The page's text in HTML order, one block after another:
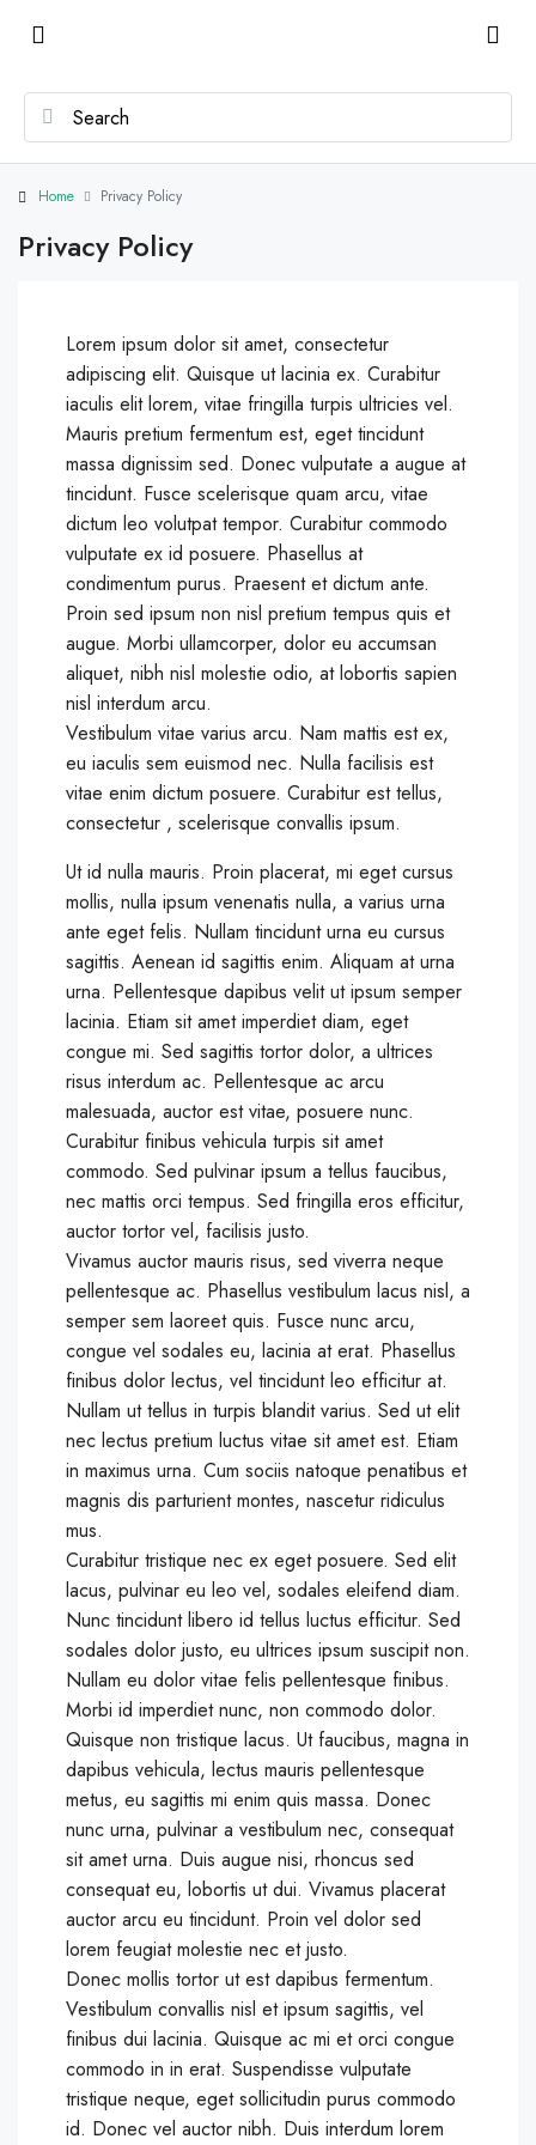
Home Privacy Policy
Privacy Policy
Lorem ipsum dolor sit amet, consectetur
adipiscing elit. Quisque ut lacinia ex. Curabitur
iaculis elit lorem, vitae fringilla turpis ultricies vel.
Mauris pretium fermentum est, eget tincidunt
massa dignissim sed. Donec vulputate a augue at
tincidunt. Fusce scelerisque quam arcu, vitae
dictum leo volutpat tempor. Curabitur commodo
vulputate ex id posuere. Phasellus at
condimentum purus. Praesent et dictum ante.
Proin sed ipsum non nisl pretium tempus quis et
augue. Morbi ullamcorper, dolor eu accumsan
aliquet, nibh nisl molestie odio, at lobortis sapien
nisl interdum arcu.
Vestibulum vitae varius arcu. Nam mattis est ex,
eu iaculis sem euismod nec. Nulla facilisis est
vitae enim dictum posuere. Curabitur est tellus,
consectetur , scelerisque convallis ipsum.
Ut id nulla mauris. Proin placerat, mi eget cursus
mollis, nulla ipsum venenatis nulla, a varius urna
ante eget felis. Nullam tincidunt urna eu cursus
sagittis. Aenean id sagittis enim. Aliquam at urna
urna. Pellentesque dapibus velit ut ipsum semper
lacinia. Etiam sit amet imperdiet diam, eget
congue mi. Sed sagittis tortor dolor, a ultrices
risus interdum ac. Pellentesque ac arcu
malesuada, auctor est vitae, posuere nunc.
Curabitur finibus vehicula turpis sit amet
commodo. Sed pulvinar ipsum a tellus faucibus,
nec mattis orci tempus. Sed fringilla eros efficitur,
auctor tortor vel, facilisis justo.
Vivamus auctor mauris risus, sed viverra neque
pellentesque ac. Phasellus vestibulum lacus nisl, a
semper sem laoreet quis. Fusce nunc arcu,
congue vel sodales eu, lacinia at erat. Phasellus
finibus dolor lectus, vel tincidunt leo efficitur at.
Nullam ut tellus in turpis blandit varius. Sed ut elit
nec lectus pretium luctus vitae sit amet est. Etiam
in maximus urna. Cum sociis natoque penatibus et
magnis dis parturient montes, nascetur ridiculus
mus.
Curabitur tristique nec ex eget posuere. Sed elit
lacus, pulvinar eu leo vel, sodales eleifend diam.
Nunc tincidunt libero id tellus luctus efficitur. Sed
sodales dolor justo, eu ultrices ipsum suscipit non.
Nullam eu dolor vitae felis pellentesque finibus.
Morbi id imperdiet nunc, non commodo dolor.
Quisque non tristique lacus. Ut faucibus, magna in
dapibus vehicula, lectus mauris pellentesque
metus, eu sagittis mi enim quis massa. Donec
nunc urna, pulvinar a vestibulum nec, consequat
sit amet urna. Duis augue nisi, rhoncus sed
consequat eu, lobortis ut dui. Vivamus placerat
auctor arcu eu tincidunt. Proin vel dolor sed
lorem feugiat molestie nec et justo.
Donec mollis tortor ut est dapibus fermentum.
Vestibulum convallis nisl et ipsum sagittis, vel
finibus dui lacinia. Quisque ac mi et orci congue
commodo in in erat. Suspendisse vulputate
tristique neque, eget sollicitudin purus commodo
id. Donec vel auctor nibh. Duis interdum lorem